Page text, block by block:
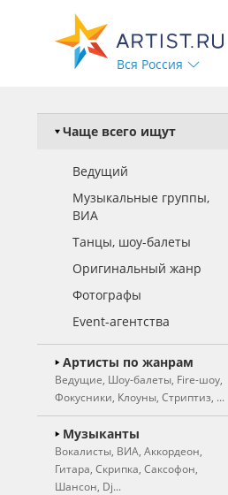
Вся Россия
Чаще всего ищут
Ведущий
Музыкальные группы,
ВИА
Танцы, шоу-балеты
Оригинальный жанр
Фотографы
Event-агентства
Артисты по жанрам
Ведущие, Шоу-балеты, Fire-шоу,
Фокусники, Клоуны, Стриптиз, ...
Ведущие
Свадебные ведущие
Тамада
Музыканты
Вокалисты, ВИА, Аккордеон,
Гитара, Скрипка, Саксофон,
Шансон, Dj...